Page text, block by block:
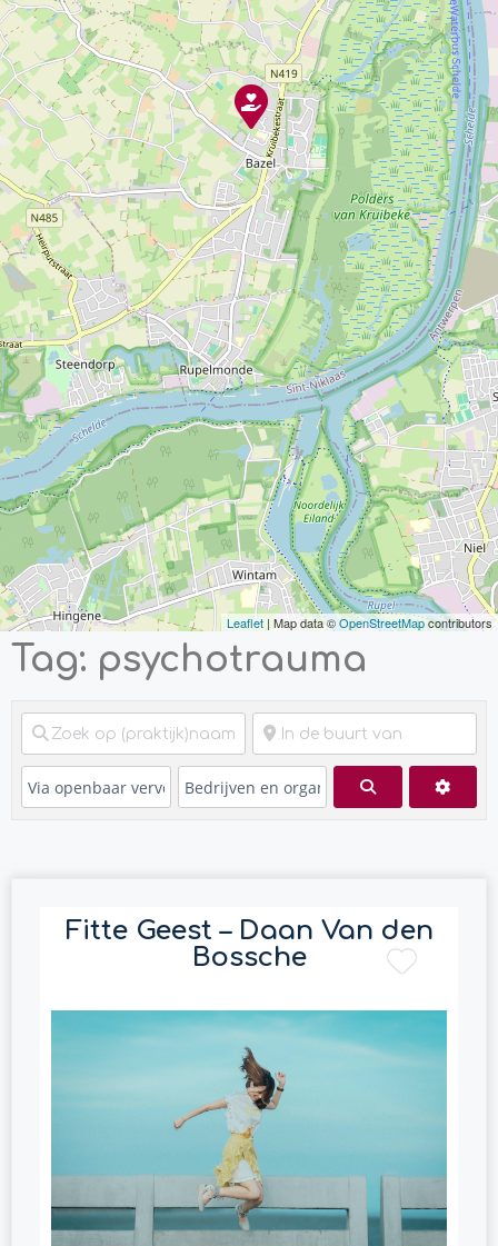
Leaflet | Map data ©OpenStreetMapcontributors
Tag: psychotrauma
Fitte Geest – Daan Van den
Bossche